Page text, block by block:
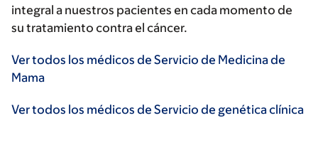
integral a nuestros pacientes en cada momento de
su tratamiento contra el cáncer.
Ver todos los médicos de Servicio de Medicina de
Mama
Ver todos los médicos de Servicio de genética clínica